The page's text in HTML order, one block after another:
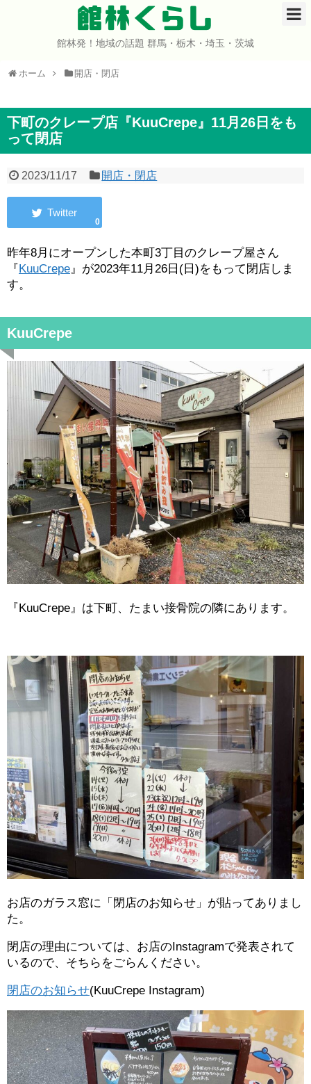
館林くらし
館林発！地域の話題 群馬・栃木・埼玉・茨城
ホーム 開店・閉店
下町のクレープ店『KuuCrepe』11月26日をも
って閉店
2023/11/17 開店・閉店
0
昨年8月にオープンした本町3丁目のクレープ屋さん
『KuuCrepe』が2023年11月26日(日)をもって閉店しま
す。
KuuCrepe
『KuuCrepe』は下町、たまい接骨院の隣にあります。
お店のガラス窓に「閉店のお知らせ」が貼ってありまし
た。
閉店の理由については、お店のInstagramで発表されて
いるので、そちらをごらんください。
閉店のお知らせ(KuuCrepe Instagram)
ホーム
イベント
グルメ
コミュニティ
宇宙よりも遠い場所